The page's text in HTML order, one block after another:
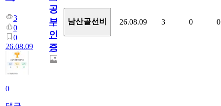
3
0
0
26.08.09
0
공
부
인
증
남산골선비 26.08.09 3 0 0